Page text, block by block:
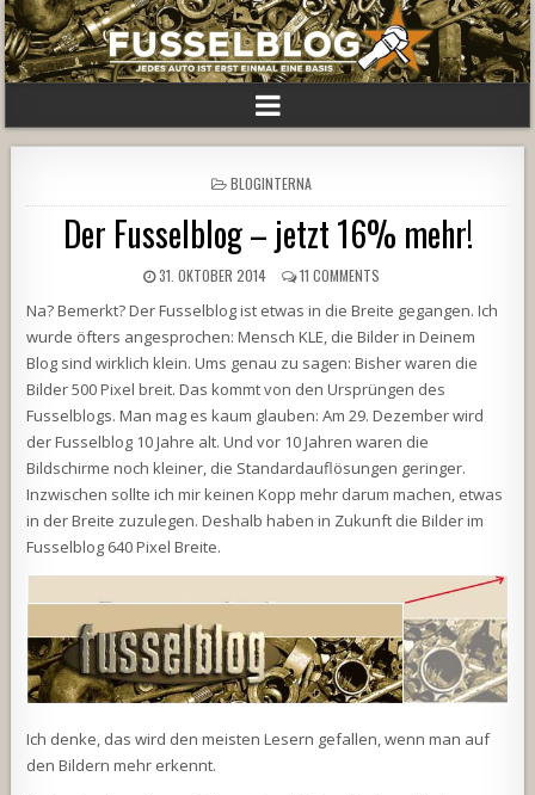
POSTED
IN
BLOGINTERNA
Der Fusselblog – jetzt 16% mehr!
31. OKTOBER 2014 11 COMMENTS
Na? Bemerkt? Der Fusselblog ist etwas in die Breite gegangen. Ich
wurde öfters angesprochen: Mensch KLE, die Bilder in Deinem
Blog sind wirklich klein. Ums genau zu sagen: Bisher waren die
Bilder 500 Pixel breit. Das kommt von den Ursprüngen des
Fusselblogs. Man mag es kaum glauben: Am 29. Dezember wird
der Fusselblog 10 Jahre alt. Und vor 10 Jahren waren die
Bildschirme noch kleiner, die Standardauflösungen geringer.
Inzwischen sollte ich mir keinen Kopp mehr darum machen, etwas
in der Breite zuzulegen. Deshalb haben in Zukunft die Bilder im
Fusselblog 640 Pixel Breite.
Ich denke, das wird den meisten Lesern gefallen, wenn man auf
den Bildern mehr erkennt.